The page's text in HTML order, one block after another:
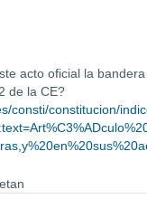
acto oficial la
de la CE?
consti/constitucion/